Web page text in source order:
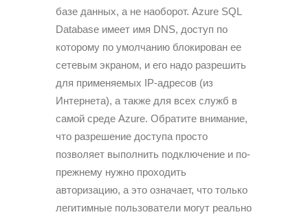
базе данных, а не наоборот. Azure SQL
Database имеет имя DNS, доступ по
которому по умолчанию блокирован ее
сетевым экраном, и его надо разрешить
для применяемых IP-адресов (из
Интернета), а также для всех служб в
самой среде Azure. Обратите внимание,
что разрешение доступа просто
позволяет выполнить подключение и по-
прежнему нужно проходить
авторизацию, а это означает, что только
легитимные пользователи могут реально